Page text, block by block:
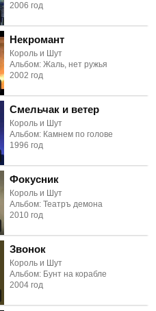
2006 год
Некромант
Король и Шут
Альбом: Жаль, нет ружья
2002 год
Смельчак и ветер
Король и Шут
Альбом: Камнем по голове
1996 год
Фокусник
Король и Шут
Альбом: Театръ демона
2010 год
Звонок
Король и Шут
Альбом: Бунт на корабле
2004 год